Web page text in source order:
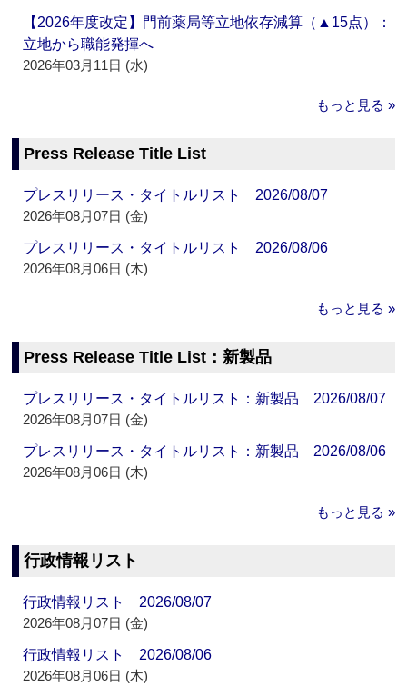
【2026年度改定】門前薬局等立地依存減算（▲15点）：
立地から職能発揮へ
2026年03月11日 (水)
もっと見る »
Press Release Title List
プレスリリース・タイトルリスト 2026/08/07
2026年08月07日 (金)
プレスリリース・タイトルリスト 2026/08/06
2026年08月06日 (木)
もっと見る »
Press Release Title List：新製品
プレスリリース・タイトルリスト：新製品 2026/08/07
2026年08月07日 (金)
プレスリリース・タイトルリスト：新製品 2026/08/06
2026年08月06日 (木)
もっと見る »
行政情報リスト
行政情報リスト 2026/08/07
2026年08月07日 (金)
行政情報リスト 2026/08/06
2026年08月06日 (木)